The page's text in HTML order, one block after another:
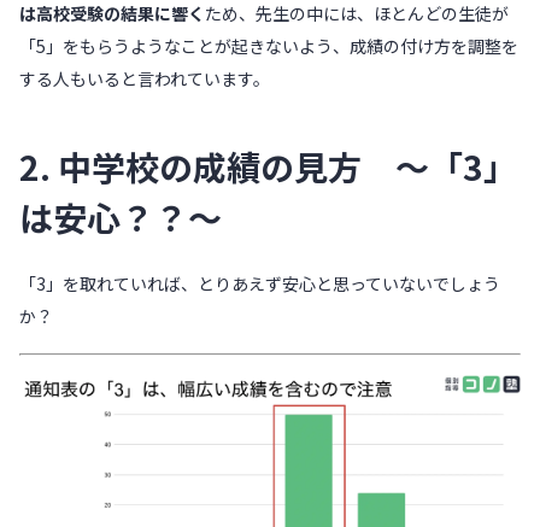
は高校受験の結果に響く ため、先生の中には、ほとんどの生徒が
「5」をもらうようなことが起きないよう、成績の付け方を調整を
する人もいると言われています。
2. 中学校の成績の見方 〜「3」
は安心？？〜
「3」を取れていれば、とりあえず安心と思っていないでしょう
か？